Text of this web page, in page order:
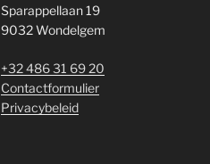
Sparappellaan 19
9032 Wondelgem
+32 486 31 69 20
Contactformulier
Privacybeleid